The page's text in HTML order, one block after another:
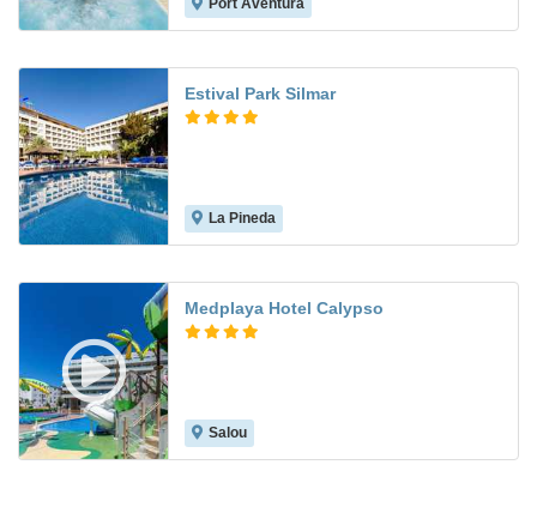
Port Aventura
Estival Park Silmar
La Pineda
Medplaya Hotel Calypso
Salou